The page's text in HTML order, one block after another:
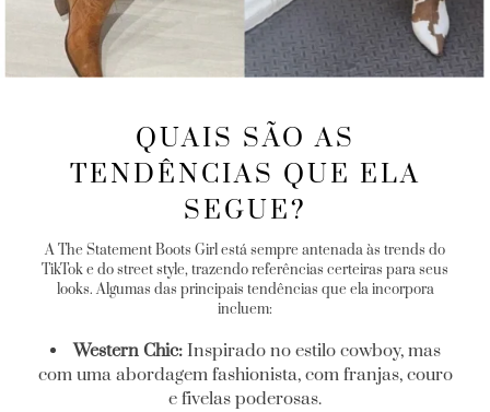
QUAIS SÃO AS
TENDÊNCIAS QUE ELA
SEGUE?
A The Statement Boots Girl está sempre antenada às trends do
TikTok e do street style, trazendo referências certeiras para seus
looks. Algumas das principais tendências que ela incorpora
incluem:
Western Chic:Inspirado no estilo cowboy, mas
com uma abordagem fashionista, com franjas, couro
e fivelas poderosas.